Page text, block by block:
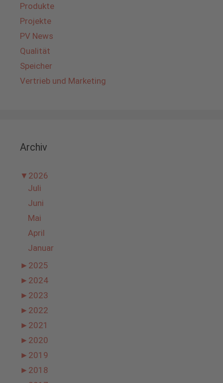
Produkte
Projekte
PV News
Qualität
Speicher
Vertrieb und Marketing
Archiv
▼ 2026
Juli
Juni
Mai
April
Januar
► 2025
► 2024
► 2023
► 2022
► 2021
► 2020
► 2019
► 2018